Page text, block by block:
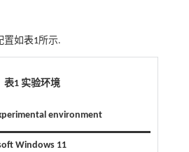
置如表1所示.
表1 实验环境
environment
Windows 11